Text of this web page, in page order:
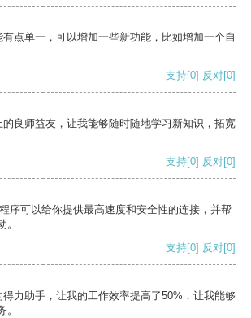
点单一，可以增加一些新功能，比如增加一个自
支持[0] 反对[0]
良师益友，让我能够随时随地学习新知识，拓宽
支持[0] 反对[0]
序可以给你提供最高速度和安全性的连接，并帮
支持[0] 反对[0]
力助手，让我的工作效率提高了50%，让我能够